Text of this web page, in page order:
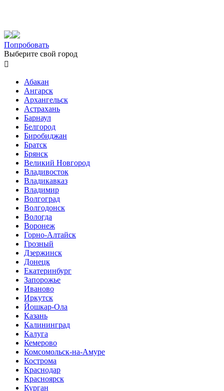
Попробовать
Выберите свой город

Абакан
Ангарск
Архангельск
Астрахань
Барнаул
Белгород
Биробиджан
Братск
Брянск
Великий Новгород
Владивосток
Владикавказ
Владимир
Волгоград
Волгодонск
Вологда
Воронеж
Горно-Алтайск
Грозный
Дзержинск
Донецк
Екатеринбург
Запорожье
Иваново
Иркутск
Йошкар-Ола
Казань
Калининград
Калуга
Кемерово
Комсомольск-на-Амуре
Кострома
Краснодар
Красноярск
Курган